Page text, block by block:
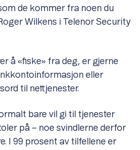
de kommer fra noen du
Wilkens i Telenor Security
å «fiske» fra deg, er gjerne
eller
til nettjenester.
bare vil gi til tjenester
på – noe svindlerne derfor
I 99 prosent av tilfellene er